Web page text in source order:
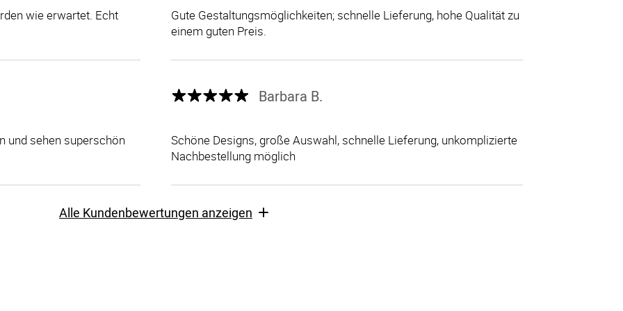
wie erwartet. Echt
Gute Gestaltungsmöglichkeiten; schnelle Lieferung, hohe Qualität zu
einem guten Preis.
und sehen superschön
Barbara B.
Schöne Designs, große Auswahl, schnelle Lieferung, unkomplizierte
Nachbestellung möglich
Alle Kundenbewertungen anzeigen